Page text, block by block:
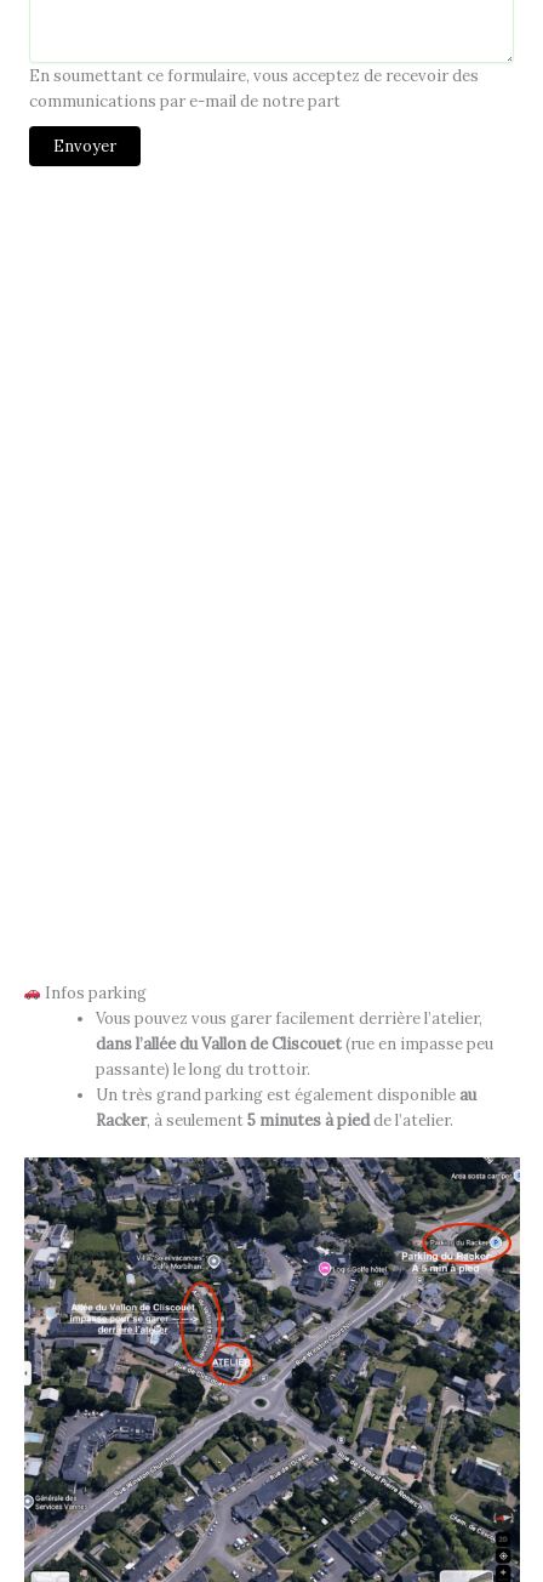
En soumettant ce formulaire, vous acceptez de recevoir des
communications par e-mail de notre part
Envoyer
Infos parking
Vous pouvez vous garer facilement derrière l’atelier,
dans l’allée du Vallon de Cliscouet(rue en impasse peu
passante) le long du trottoir.
Un très grand parking est également disponible au
Racker, à seulement5 minutes à piedde l’atelier.